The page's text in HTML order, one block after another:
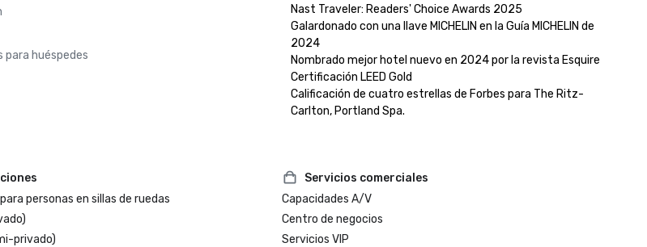
para huéspedes
Nast Traveler: Readers' Choice Awards 2025
Galardonado con una llave MICHELIN en la Guía MICHELIN de
2024
Nombrado mejor hotel nuevo en 2024 por la revista Esquire
Certificación LEED Gold
Calificación de cuatro estrellas de Forbes para The Ritz-
personas en sillas de ruedas
privado)
Servicios comerciales
Capacidades A/V
Centro de negocios
Servicios VIP